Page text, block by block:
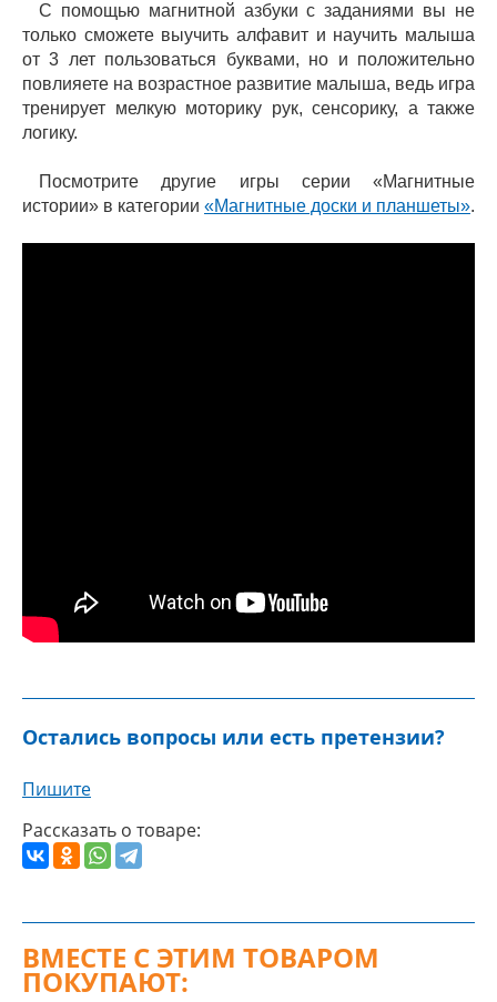
С помощью магнитной азбуки с заданиями вы не
только сможете выучить алфавит и научить малыша
от 3 лет пользоваться буквами, но и положительно
повлияете на возрастное развитие малыша, ведь игра
тренирует мелкую моторику рук, сенсорику, а также
логику.
Посмотрите другие игры серии «Магнитные
истории» в категории «Магнитные доски и планшеты».
Остались вопросы или есть претензии?
Пишите
Рассказать о товаре:
ВМЕСТЕ С ЭТИМ ТОВАРОМ
ПОКУПАЮТ: